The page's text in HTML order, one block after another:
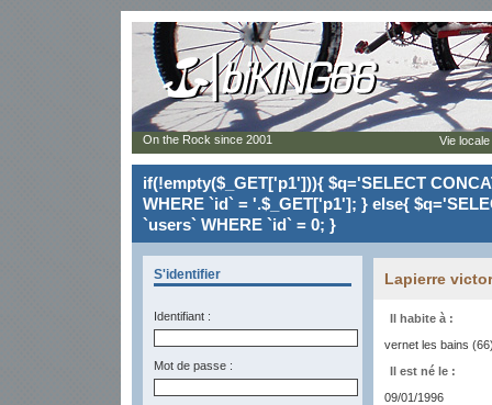
if(!empty($_GET['p1'])){ $q='SELECT
WHERE `id` = '.$_GET['p1']; } else{
`users` WHERE `id` = 0; }
S'identifier
Identifiant :
Mot de passe :
Lapierre victor
Il habite à :
vernet les bains
Il est né le :
09/01/1996
On the Rock since 2001 Vie